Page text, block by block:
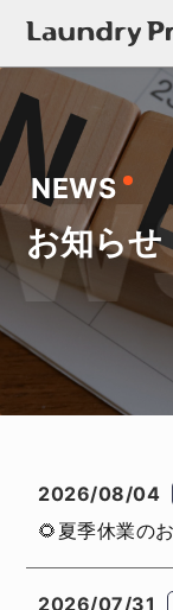
NEWS
お知らせ
2026/08/04
🌻夏季休業の
2026/07/31